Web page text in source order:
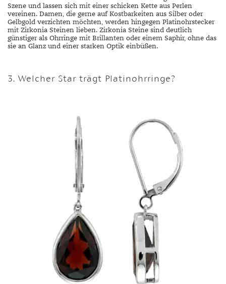
Szene und lassen sich mit einer schicken Kette aus Perlen
vereinen. Damen, die gerne auf Kostbarkeiten aus Silber oder
Gelbgold verzichten möchten, werden hingegen Platinohrstecker
mit Zirkonia Steinen lieben. Zirkonia Steine sind deutlich
günstiger als Ohrringe mit Brillanten oder einem Saphir, ohne das
sie an Glanz und einer starken Optik einbüßen.
3. Welcher Star trägt Platinohrringe?